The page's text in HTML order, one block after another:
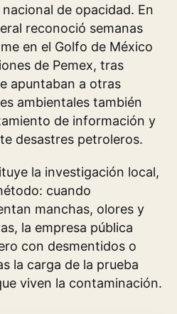
de opacidad. En
reconoció semanas
en el Golfo de México
de Pemex, tras
apuntaban a otras
ambientales también
de información y
desastres petroleros.
la investigación local,
cuando
manchas, olores y
la empresa pública
con desmentidos o
la carga de la prueba
viven la contaminación.